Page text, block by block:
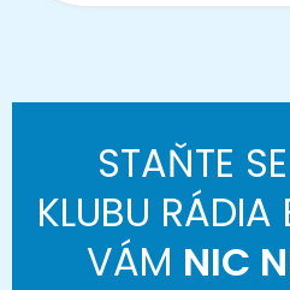
STAŇTE
KLUBU
VÁM NIC